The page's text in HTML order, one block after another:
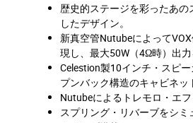
歴史的ステージを彩ったあ
したデザイン。
新真空管Nutubeによって
現し、最大50W（4Ω時）出力
Celestion製10インチ・スピ
プンバック構造のキャビネッ
Nutubeによるトレモロ・エフ
スプリング・リバーブをシミ